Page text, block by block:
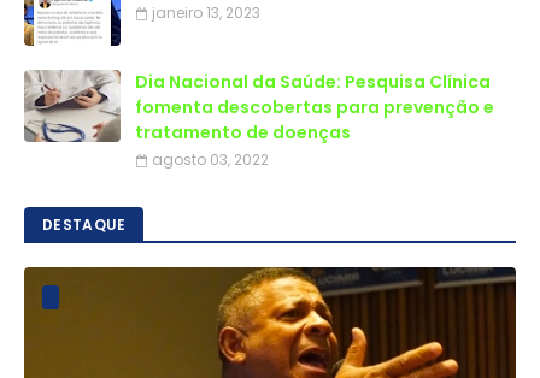
janeiro 13, 2023
Dia Nacional da Saúde: Pesquisa Clínica
fomenta descobertas para prevenção e
tratamento de doenças
agosto 03, 2022
DESTAQUE